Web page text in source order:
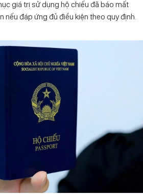
giá trị sử dụng hộ chiếu đã báo mất
nếu đáp ứng đủ điều kiện theo quy định.